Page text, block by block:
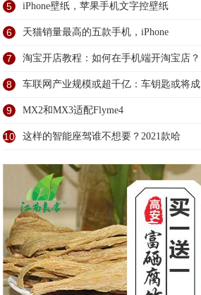
5 iPhone壁纸，苹果手机文字控壁纸
6 天猫销量最高的五款手机，iPhone
7 淘宝开店教程：如何在手机端开淘宝店？
8 车联网产业规模或超千亿：车钥匙或将成
9 MX2和MX3适配Flyme4
10 这样的智能座驾谁不想要？2021款哈